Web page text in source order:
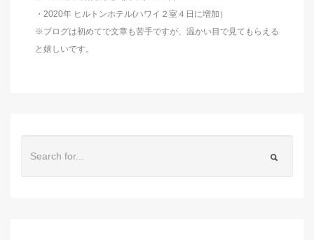
・2020年 ヒルトンホテル(ハワイ２室４日に増加）
※ブログは初めてで文章も苦手ですが、温かい目で見てもらえる
と嬉しいです。